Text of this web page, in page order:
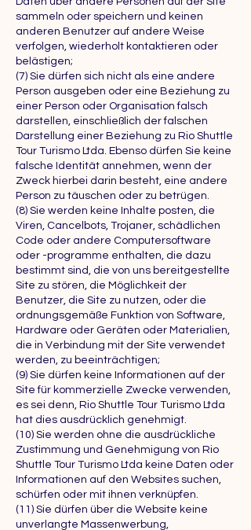
sammeln oder speichern und keinen
anderen Benutzer auf andere Weise
verfolgen, wiederholt kontaktieren oder
belästigen;
(7) Sie dürfen sich nicht als eine andere
Person ausgeben oder eine Beziehung zu
einer Person oder Organisation falsch
darstellen, einschließlich der falschen
Darstellung einer Beziehung zu Rio Shuttle
Tour Turismo Ltda. Ebenso dürfen Sie keine
falsche Identität annehmen, wenn der
Zweck hierbei darin besteht, eine andere
Person zu täuschen oder zu betrügen.
(8) Sie werden keine Inhalte posten, die
Viren, Cancelbots, Trojaner, schädlichen
Code oder andere Computersoftware
oder -programme enthalten, die dazu
bestimmt sind, die von uns bereitgestellte
Site zu stören, die Möglichkeit der
Benutzer, die Site zu nutzen, oder die
ordnungsgemäße Funktion von Software,
Hardware oder Geräten oder Materialien,
die in Verbindung mit der Site verwendet
werden, zu beeinträchtigen;
(9) Sie dürfen keine Informationen auf der
Site für kommerzielle Zwecke verwenden,
es sei denn, Rio Shuttle Tour Turismo Ltda
hat dies ausdrücklich genehmigt.
(10) Sie werden ohne die ausdrückliche
Zustimmung und Genehmigung von Rio
Shuttle Tour Turismo Ltda keine Daten oder
Informationen auf den Websites suchen,
schürfen oder mit ihnen verknüpfen.
(11) Sie dürfen über die Website keine
unverlangte Massenwerbung,